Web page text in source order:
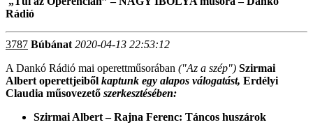
Rádió
3787 Búbánat 2020-04-13 22:53:12
A Dankó Rádió mai operettműsorában ("Az a szép") Szirmai
Albert operettjeiből kaptunk egy alapos válogatást, Erdélyi
Claudia műsovezető szerkesztésében:
Szirmai Albert – Rajna Ferenc: Táncos huszárok